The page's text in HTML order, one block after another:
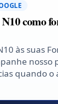
como
às suas
nosso
quando o